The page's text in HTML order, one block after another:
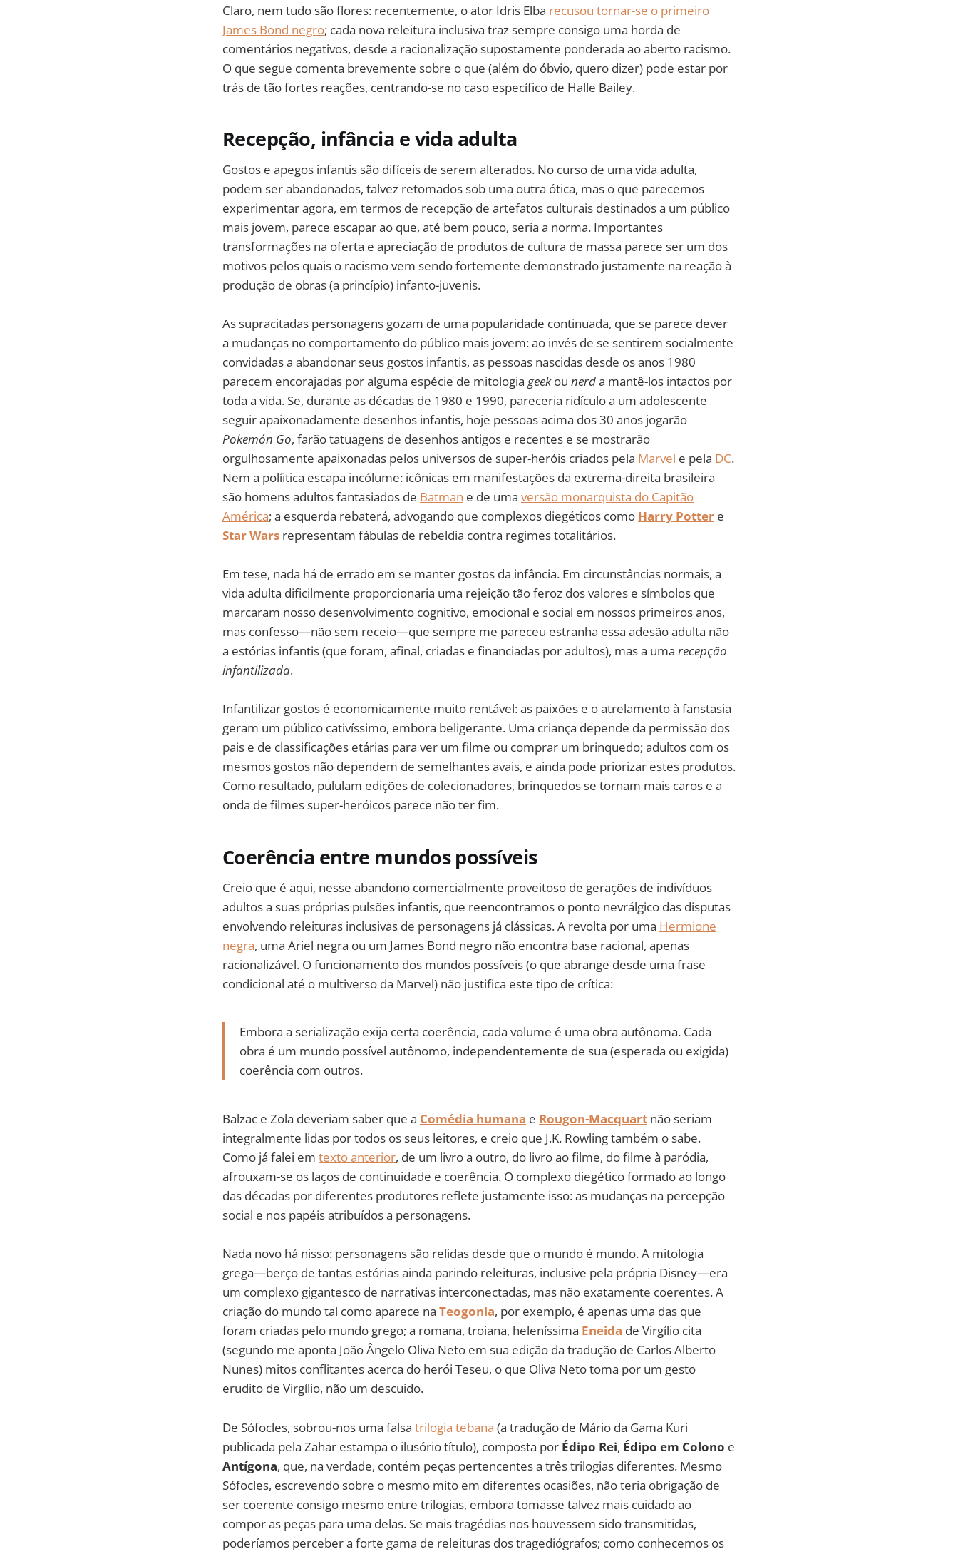
Claro, nem tudo são flores: recentemente, o ator Idris Elba recusou tornar-se o primeiro
James Bond negro; cada nova releitura inclusiva traz sempre consigo uma horda de
comentários negativos, desde a racionalização supostamente ponderada ao aberto racismo.
O que segue comenta brevemente sobre o que (além do óbvio, quero dizer) pode estar por
trás de tão fortes reações, centrando-se no caso específico de Halle Bailey.
Recepção, infância e vida adulta
Gostos e apegos infantis são difíceis de serem alterados. No curso de uma vida adulta,
podem ser abandonados, talvez retomados sob uma outra ótica, mas o que parecemos
experimentar agora, em termos de recepção de artefatos culturais destinados a um público
mais jovem, parece escapar ao que, até bem pouco, seria a norma. Importantes
transformações na oferta e apreciação de produtos de cultura de massa parece ser um dos
motivos pelos quais o racismo vem sendo fortemente demonstrado justamente na reação à
produção de obras (a princípio) infanto-juvenis.
As supracitadas personagens gozam de uma popularidade continuada, que se parece dever
a mudanças no comportamento do público mais jovem: ao invés de se sentirem socialmente
convidadas a abandonar seus gostos infantis, as pessoas nascidas desde os anos 1980
parecem encorajadas por alguma espécie de mitologia geekou nerda mantê-los intactos por
toda a vida. Se, durante as décadas de 1980 e 1990, pareceria ridículo a um adolescente
seguir apaixonadamente desenhos infantis, hoje pessoas acima dos 30 anos jogarão
Pokemón Go, farão tatuagens de desenhos antigos e recentes e se mostrarão
orgulhosamente apaixonadas pelos universos de super-heróis criados pela Marvel e pela DC.
Nem a políitica escapa incólume: icônicas em manifestações da extrema-direita brasileira
são homens adultos fantasiados de Batman e de uma versão monarquista do Capitão
América; a esquerda rebaterá, advogando que complexos diegéticos como Harry Potter e
Star Wars representam fábulas de rebeldia contra regimes totalitários.
Em tese, nada há de errado em se manter gostos da infância. Em circunstâncias normais, a
vida adulta dificilmente proporcionaria uma rejeição tão feroz dos valores e símbolos que
marcaram nosso desenvolvimento cognitivo, emocional e social em nossos primeiros anos,
mas confesso—não sem receio—que sempre me pareceu estranha essa adesão adulta não
a estórias infantis (que foram, afinal, criadas e financiadas por adultos), mas a uma recepção
infantilizada.
Infantilizar gostos é economicamente muito rentável: as paixões e o atrelamento à fanstasia
geram um público cativíssimo, embora beligerante. Uma criança depende da permissão dos
pais e de classificações etárias para ver um filme ou comprar um brinquedo; adultos com os
mesmos gostos não dependem de semelhantes avais, e ainda pode priorizar estes produtos.
Como resultado, pululam edições de colecionadores, brinquedos se tornam mais caros e a
onda de filmes super-heróicos parece não ter fim.
Coerência entre mundos possíveis
Creio que é aqui, nesse abandono comercialmente proveitoso de gerações de indivíduos
adultos a suas próprias pulsões infantis, que reencontramos o ponto nevrálgico das disputas
envolvendo releituras inclusivas de personagens já clássicas. A revolta por uma Hermione
negra, uma Ariel negra ou um James Bond negro não encontra base racional, apenas
racionalizável. O funcionamento dos mundos possíveis (o que abrange desde uma frase
condicional até o multiverso da Marvel) não justifica este tipo de crítica:
Embora a serialização exija certa coerência, cada volume é uma obra autônoma. Cada
obra é um mundo possível autônomo, independentemente de sua (esperada ou exigida)
coerência com outros.
Balzac e Zola deveriam saber que a Comédia humana e Rougon-Macquart não seriam
integralmente lidas por todos os seus leitores, e creio que J.K. Rowling também o sabe.
Como já falei em texto anterior, de um livro a outro, do livro ao filme, do filme à paródia,
afrouxam-se os laços de continuidade e coerência. O complexo diegético formado ao longo
das décadas por diferentes produtores reflete justamente isso: as mudanças na percepção
social e nos papéis atribuídos a personagens.
Nada novo há nisso: personagens são relidas desde que o mundo é mundo. A mitologia
grega—berço de tantas estórias ainda parindo releituras, inclusive pela própria Disney—era
um complexo gigantesco de narrativas interconectadas, mas não exatamente coerentes. A
criação do mundo tal como aparece na Teogonia, por exemplo, é apenas uma das que
foram criadas pelo mundo grego; a romana, troiana, heleníssima Eneida de Virgílio cita
(segundo me aponta João Ângelo Oliva Neto em sua edição da tradução de Carlos Alberto
Nunes) mitos conflitantes acerca do herói Teseu, o que Oliva Neto toma por um gesto
erudito de Virgílio, não um descuido.
De Sófocles, sobrou-nos uma falsa trilogia tebana (a tradução de Mário da Gama Kuri
publicada pela Zahar estampa o ilusório título), composta por Édipo Rei, Édipo em Colono e
Antígona, que, na verdade, contém peças pertencentes a três trilogias diferentes. Mesmo
Sófocles, escrevendo sobre o mesmo mito em diferentes ocasiões, não teria obrigação de
ser coerente consigo mesmo entre trilogias, embora tomasse talvez mais cuidado ao
compor as peças para uma delas. Se mais tragédias nos houvessem sido transmitidas,
poderíamos perceber a forte gama de releituras dos tragediógrafos; como conhecemos os